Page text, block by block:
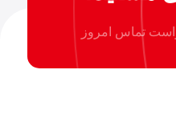
تماس امروز